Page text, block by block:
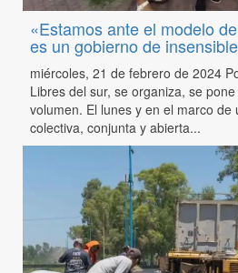
«Estamos ante el modelo
es un gobierno de
miércoles, 21 de febrero de 2024
Libres del sur, se organiza, se
volumen. El lunes y en el marco de
colectiva, conjunta y abierta...